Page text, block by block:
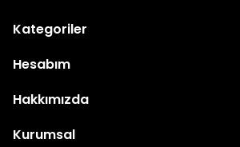
Kategoriler
Hesabım
Hakkımızda
Kurumsal